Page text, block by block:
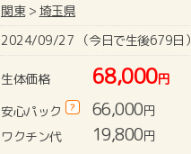
関東> 埼玉県
2024/09/27 （今日で生後679日）
生体価格 68,000円
安心パック
? 66,000円
ワクチン代
19,800円